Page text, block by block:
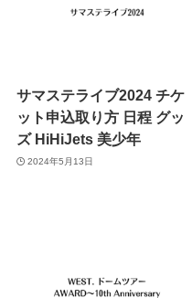
サマステライブ2024 チケ
ット申込取り方 日程 グッ
ズ HiHiJets 美少年
2024年5月13日